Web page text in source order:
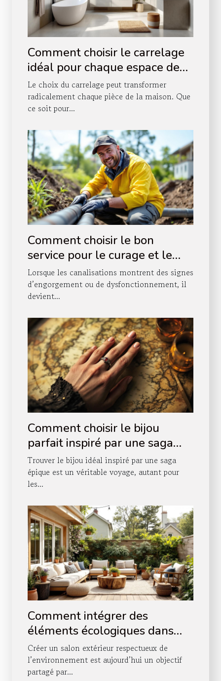
Comment choisir le carrelage
idéal pour chaque espace de
votre maison ?
Le choix du carrelage peut transformer
radicalement chaque pièce de la maison. Que
ce soit pour...
Comment choisir le bon
service pour le curage et le
pompage de vos canalisations
?
Lorsque les canalisations montrent des signes
d’engorgement ou de dysfonctionnement, il
devient...
Comment choisir le bijou
parfait inspiré par une saga
épique ?
Trouver le bijou idéal inspiré par une saga
épique est un véritable voyage, autant pour
les...
Comment intégrer des
éléments écologiques dans
votre salon extérieur ?
Créer un salon extérieur respectueux de
l’environnement est aujourd’hui un objectif
partagé par...